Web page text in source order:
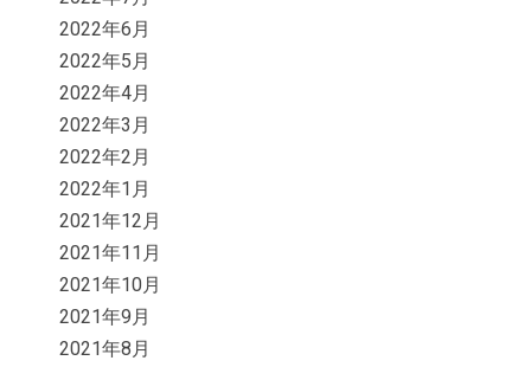
2022年6月
2022年5月
2022年4月
2022年3月
2022年2月
2022年1月
2021年12月
2021年11月
2021年10月
2021年9月
2021年8月